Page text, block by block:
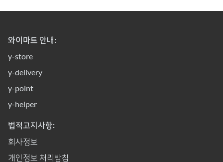
와이마트 안내:
y-store
y-delivery
y-point
y-helper
법적고지사항:
회사정보
개인정보 처리방침